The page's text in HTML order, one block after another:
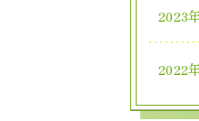
2023
2022